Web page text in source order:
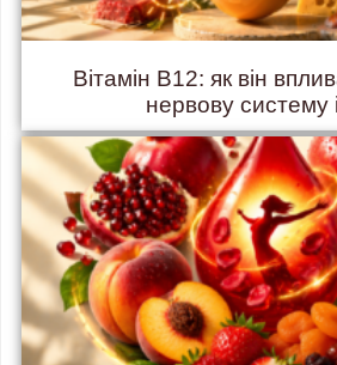
Вітамін B12: як він
нервову систему